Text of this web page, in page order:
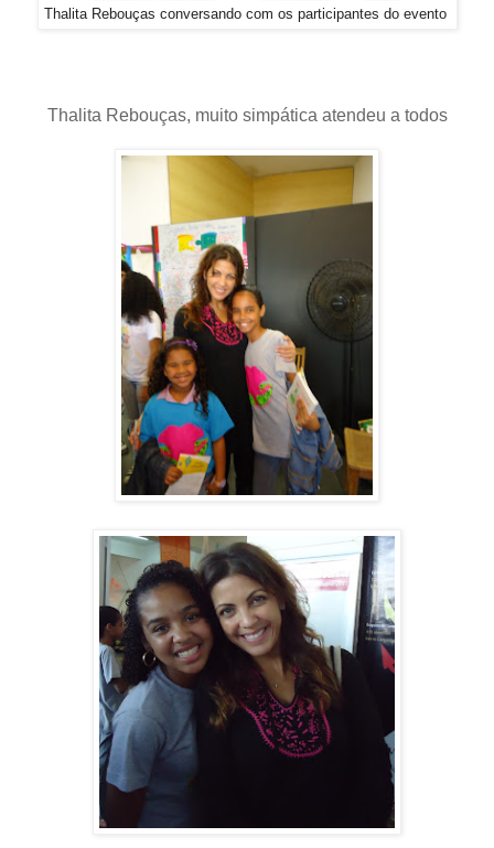
Thalita Rebouças conversando com os participantes do evento
Thalita Rebouças, muito simpática atendeu a todos